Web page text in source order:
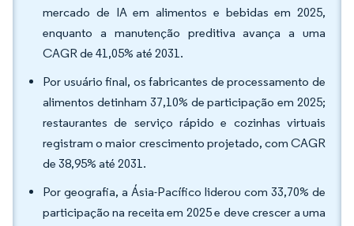
mercado de IA em alimentos e bebidas em 2025,
enquanto a manutenção preditiva avança a uma
CAGR de 41,05% até 2031.
Por usuário final, os fabricantes de processamento de
alimentos detinham 37,10% de participação em 2025;
restaurantes de serviço rápido e cozinhas virtuais
registram o maior crescimento projetado, com CAGR
de 38,95% até 2031.
Por geografia, a Ásia-Pacífico liderou com 33,70% de
participação na receita em 2025 e deve crescer a uma